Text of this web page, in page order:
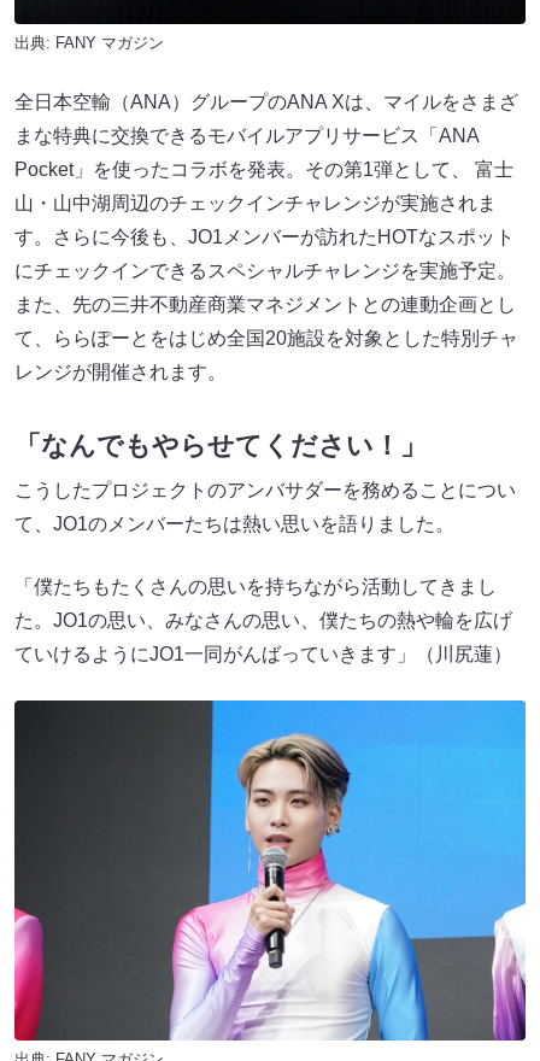
出典: FANY マガジン
全日本空輸（ANA）グループのANA Xは、マイルをさまざ
まな特典に交換できるモバイルアプリサービス「ANA
Pocket」を使ったコラボを発表。その第1弾として、 富士
山・山中湖周辺のチェックインチャレンジが実施されま
す。さらに今後も、JO1メンバーが訪れたHOTなスポット
にチェックインできるスペシャルチャレンジを実施予定。
また、先の三井不動産商業マネジメントとの連動企画とし
て、ららぽーとをはじめ全国20施設を対象とした特別チャ
レンジが開催されます。
「なんでもやらせてください！」
こうしたプロジェクトのアンバサダーを務めることについ
て、JO1のメンバーたちは熱い思いを語りました。
「僕たちもたくさんの思いを持ちながら活動してきまし
た。JO1の思い、みなさんの思い、僕たちの熱や輪を広げ
ていけるようにJO1一同がんばっていきます」（川尻蓮）